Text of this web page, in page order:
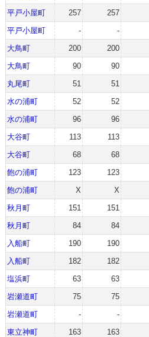
平戸小屋町
257 257
平戸小屋町
- -
大鳥町
200 200
大鳥町
90 90
丸尾町
51 51
水の浦町
52 52
水の浦町
96 96
大谷町
113 113
大谷町
68 68
飽の浦町
123 123
飽の浦町
X X
秋月町
151 151
秋月町
84 84
入船町
190 190
入船町
182 182
塩浜町
63 63
岩瀬道町
75 75
岩瀬道町
- -
東立神町
163 163